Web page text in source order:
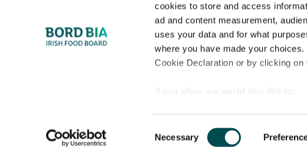
cookies to store and access
ad and content measurement,
uses your data and for what
where you have made your
Cookie Declaration or by clicking
If you allow, we would also like to:
Identify your device by
o
Necessary